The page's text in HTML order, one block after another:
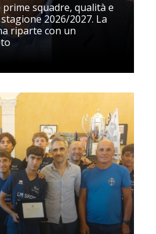
prime squadre, qualità e
2026/2027. La
riparte con un